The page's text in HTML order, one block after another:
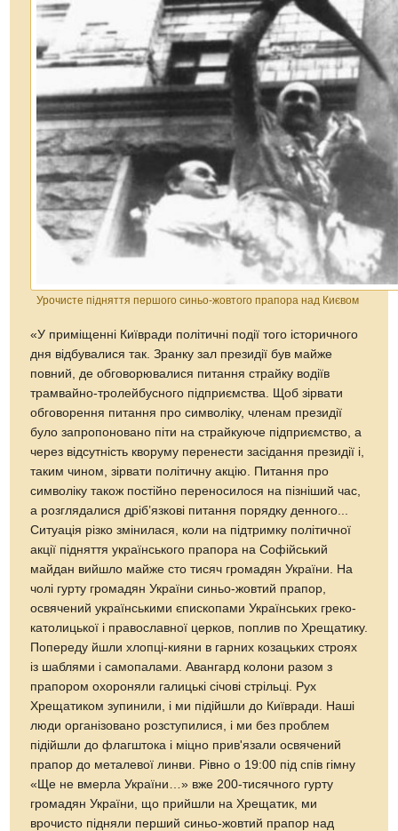
Урочисте підняття першого синьо-жовтого прапора над Києвом
«У приміщенні Київради політичні події того історичного
дня відбувалися так. Зранку зал президії був майже
повний, де обговорювалися питання страйку водіїв
трамвайно-тролейбусного підприємства. Щоб зірвати
обговорення питання про символіку, членам президії
було запропоновано піти на страйкуюче підприємство, а
через відсутність кворуму перенести засідання президії і,
таким чином, зірвати політичну акцію. Питання про
символіку також постійно переносилося на пізніший час,
а розглядалися дріб’язкові питання порядку денного...
Ситуація різко змінилася, коли на підтримку політичної
акції підняття українського прапора на Софійський
майдан вийшло майже сто тисяч громадян України. На
чолі гурту громадян України синьо-жовтий прапор,
освячений українськими єпископами Українських греко-
католицької і православної церков, поплив по Хрещатику.
Попереду йшли хлопці-кияни в гарних козацьких строях
із шаблями і самопалами. Авангард колони разом з
прапором охороняли галицькі січові стрільці. Рух
Хрещатиком зупинили, і ми підійшли до Київради. Наші
люди організовано розступилися, і ми без проблем
підійшли до флагштока і міцно прив'язали освячений
прапор до металевої линви. Рівно о 19:00 під спів гімну
«Ще не вмерла України…» вже 200-тисячного гурту
громадян України, що прийшли на Хрещатик, ми
врочисто підняли перший синьо-жовтий прапор над